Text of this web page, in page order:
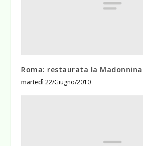
Roma: restaurata la
martedì 22/Giugno/2010